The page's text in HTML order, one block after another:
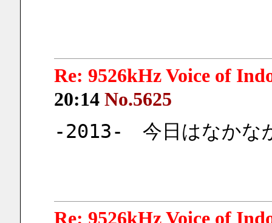
Re: 9526kHz Voice of
20:14 No.5625
-2013-　今日はなかな
Re: 9526kHz Voice of